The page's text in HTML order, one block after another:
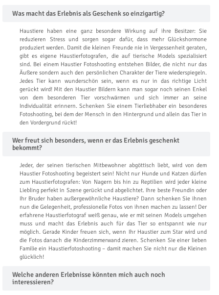
Was macht das Erlebnis als Geschenk so einzigartig?
Haustiere haben eine ganz besondere Wirkung auf ihre Besitzer: Sie
reduzieren Stress und sorgen sogar dafür, dass mehr Glückshormone
produziert werden. Damit die kleinen Freunde nie in Vergessenheit geraten,
gibt es eigene Haustierfotografen, die auf tierische Models spezialisiert
sind. Bei einem Haustier Fotoshooting entstehen Bilder, die nicht nur das
Äußere sondern auch den persönlichen Charakter der Tiere wiederspiegeln.
Jedes Tier kann wunderschön sein, wenn es nur in das richtige Licht
gerückt wird! Mit den Haustier Bildern kann man sogar noch seinen Enkel
von dem besonderen Tier vorschwärmen und sich immer an seine
Individualität erinnern. Schenken Sie einem Tierliebhaber ein besonderes
Fotoshooting, bei dem der Mensch in den Hintergrund und allein das Tier in
den Vordergrund rückt!
Wer freut sich besonders, wenn er das Erlebnis geschenkt
bekommt?
Jeder, der seinen tierischen Mitbewohner abgöttisch liebt, wird von dem
Haustier Fotoshooting begeistert sein! Nicht nur Hunde und Katzen dürfen
zum Haustierfotografen: Von Nagern bis hin zu Reptilien wird jeder kleine
Liebling perfekt in Szene gerückt und abgelichtet. Ihre beste Freundin oder
Ihr Bruder haben außergewöhnliche Haustiere? Dann schenken Sie ihnen
nun die Gelegenheit, professionelle Fotos von ihnen machen zu lassen! Der
erfahrene Haustierfotograf weiß genau, wie er mit seinen Models umgehen
muss und macht das Erlebnis auch für das Tier so entspannt wie nur
möglich. Gerade Kinder freuen sich, wenn Ihr Haustier zum Star wird und
die Fotos danach die Kinderzimmerwand zieren. Schenken Sie einer lieben
Familie ein Haustierfotoshooting – damit machen Sie nicht nur die Kleinen
glücklich!
Welche anderen Erlebnisse könnten mich auch noch
interessieren?